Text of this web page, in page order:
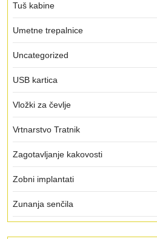
Tuš kabine
Umetne trepalnice
Uncategorized
USB kartica
Vložki za čevlje
Vrtnarstvo Tratnik
Zagotavljanje kakovosti
Zobni implantati
Zunanja senčila